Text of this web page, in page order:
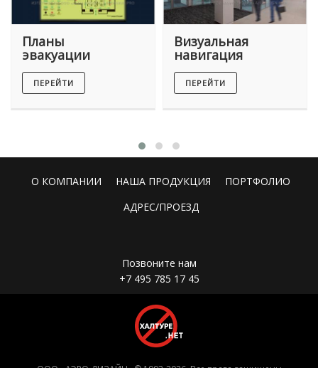
Планы
эвакуации
ПЕРЕЙТИ
Визуальная
навигация
ПЕРЕЙТИ
О КОМПАНИИ НАША ПРОДУКЦИЯ
ПОРТФОЛИО
АДРЕС/ПРОЕЗД
Позвоните нам
+7 495 785 17 45